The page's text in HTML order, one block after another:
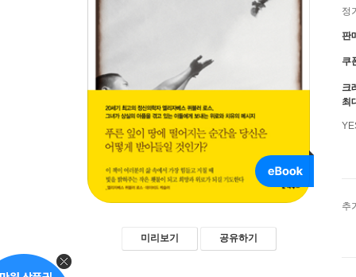
미리보기 공유하기
정
판
쿠
크
최
추